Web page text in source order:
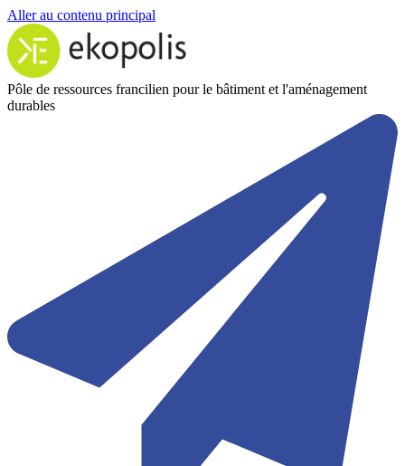
Aller au contenu principal
Pôle de ressources francilien pour le bâtiment et l'aménagement
durables